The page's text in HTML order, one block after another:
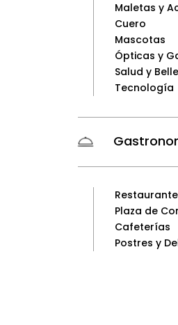
Maletas y
Cuero
Mascotas
Ópticas y
Salud y
Tecnología
Plaza de
Cafeterías
Postres y